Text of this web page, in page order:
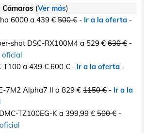
Cámaras (Ver más)
6000 a 439 € 500 € - Ir a la oferta -
shot DSC-RX100M4 a 529 € 630 € -
oficial
T100 a 439 € 600 € - Ir a la oferta -
7M2 Alpha7 II a 829 € 1150 € - Ir a la
TZ100EG-K a 399,99 € 500 € -